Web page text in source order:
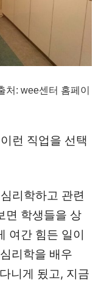
처: wee센터 홈페이
런 직업을 선택
리학하고 관련
면 학생들을 상
여간 힘든 일이
리학을 배우
니게 됬고, 지금